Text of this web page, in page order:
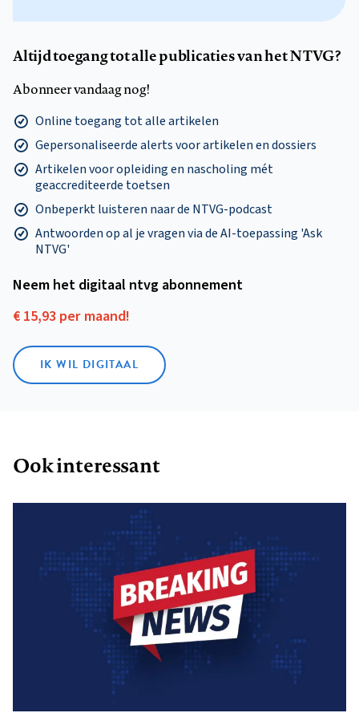
Altijd toegang tot alle publicaties van het NTVG?
Abonneer vandaag nog!
Online toegang tot alle artikelen
Gepersonaliseerde alerts voor artikelen en dossiers
Artikelen voor opleiding en nascholing mét
geaccrediteerde toetsen
Onbeperkt luisteren naar de NTVG-podcast
Antwoorden op al je vragen via de AI-toepassing 'Ask
NTVG'
Neem het digitaal ntvg abonnement
€ 15,93 per maand!
IK WIL DIGITAAL
Ook interessant